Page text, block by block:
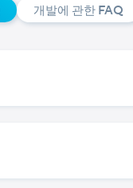
개발에 관한 FAQ